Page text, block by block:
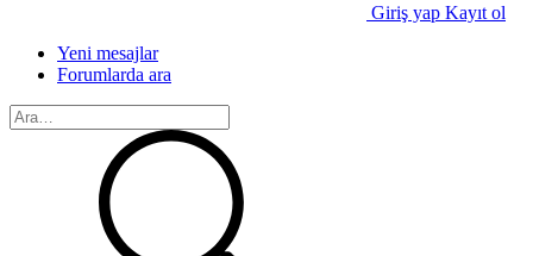
Giriş yap Kayıt ol
Yeni mesajlar
Forumlarda ara